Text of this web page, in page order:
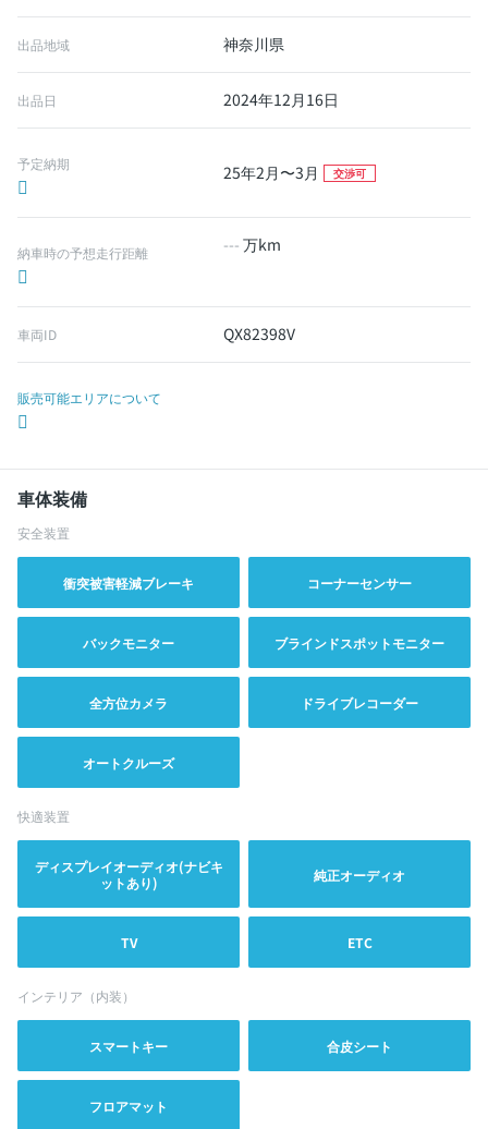
出品地域 神奈川県
出品日 2024年12月16日
予定納期 25年2月〜3月 交渉可
納車時の予想走行距離 --- 万km
車両ID QX82398V
販売可能エリアについて
車体装備
安全装置
衝突被害軽減ブレーキ コーナーセンサー
バックモニター ブラインドスポットモニター
全方位カメラ ドライブレコーダー
オートクルーズ
快適装置
ディスプレイオーディオ(ナビキ
ットあり)
純正オーディオ
TV ETC
インテリア（内装）
スマートキー 合皮シート
フロアマット